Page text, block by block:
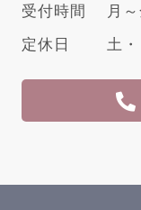
受付時間
月
定休日
土